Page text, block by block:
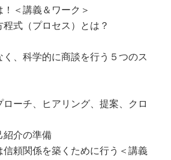
！＜講義＆ワーク＞
式（プロセス）とは？
く、科学的に商談を行う５つのス
ーチ、ヒアリング、提案、クロ
紹介の準備
信頼関係を築くために行う＜講義